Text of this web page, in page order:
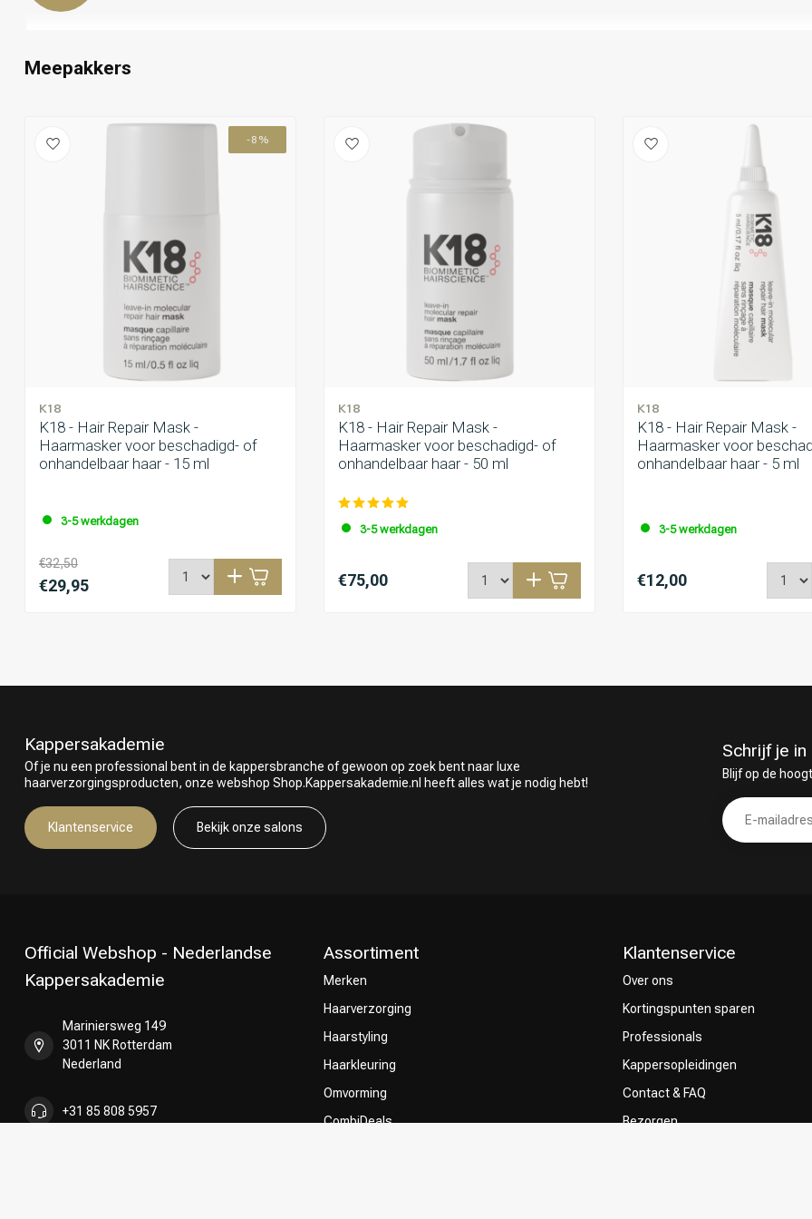
Meepakkers
-8%
K18
K18 - Hair Repair Mask -
Haarmasker voor beschadigd- of
onhandelbaar haar - 15 ml
3-5 werkdagen
€32,50
€29,95
K18
K18 - Hair Repair Mask -
Haarmasker voor beschadigd- of
onhandelbaar haar - 50 ml
3-5 werkdagen
€75,00
K18
K18 - Hair Repair Mask -
Haarmasker voor
onhandelbaar haar - 5 ml
3-5 werkdagen
€12,00
Kappersakademie
Of je nu een professional bent in de kappersbranche of gewoon op zoek bent naar luxe
haarverzorgingsproducten, onze webshop Shop.Kappersakademie.nl heeft alles wat je nodig hebt!
Klantenservice Bekijk onze salons
Schrijf je
Blijf op de
Official Webshop - Nederlandse
Kappersakademie
Mariniersweg 149
3011 NK Rotterdam
Nederland
+31 85 808 5957
Assortiment
Merken
Haarverzorging
Haarstyling
Haarkleuring
Omvorming
CombiDeals
Klantenservice
Over ons
Kortingspunten sparen
Professionals
Kappersopleidingen
Contact & FAQ
Bezorgen